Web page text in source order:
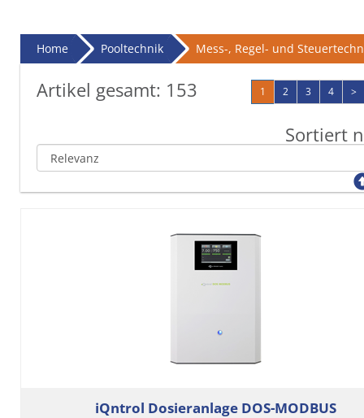
Home Pooltechnik Mess-, Regel- und
Artikel gesamt: 153 1 2 3 4 >
Sortiert
iQntrol Dosieranlage DOS-MODBUS